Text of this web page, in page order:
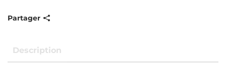
Partager
Description